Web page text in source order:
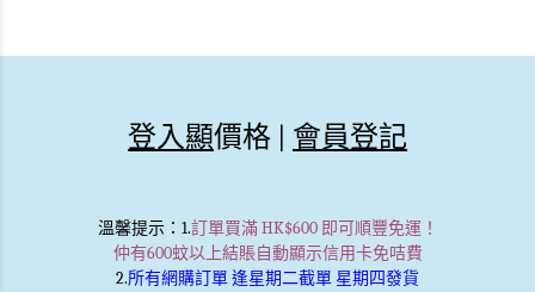
登入顯價格 | 會員登記
溫馨提示：1.訂單買滿 HK$600 即可順豐免運！
仲有600蚊以上結賬自動顯示信用卡免咭費
2.所有網購訂單 逢星期二截單 星期四發貨